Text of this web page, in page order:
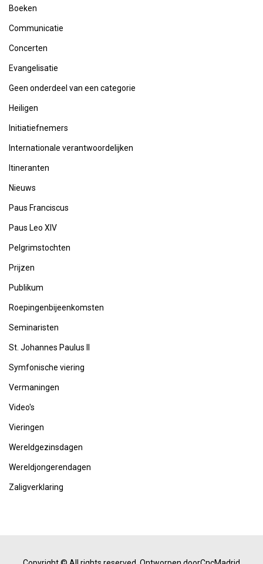
Boeken
Communicatie
Concerten
Evangelisatie
Geen onderdeel van een categorie
Heiligen
Initiatiefnemers
Internationale verantwoordelijken
Itineranten
Nieuws
Paus Franciscus
Paus Leo XIV
Pelgrimstochten
Prijzen
Publikum
Roepingenbijeenkomsten
Seminaristen
St. Johannes Paulus II
Symfonische viering
Vermaningen
Video's
Vieringen
Wereldgezinsdagen
Wereldjongerendagen
Zaligverklaring